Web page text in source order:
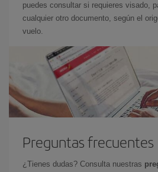
puedes consultar si requieres visado,
cualquier otro documento, según el
vuelo.
Preguntas frecuentes
¿Tienes dudas? Consulta nuestras